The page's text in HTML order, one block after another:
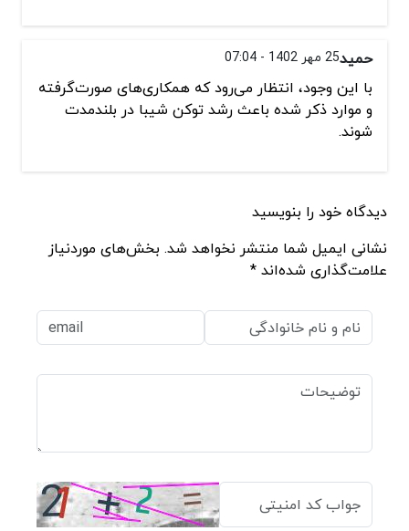
حمید25 مهر 1402 - 07:04
با این وجود، انتظار می‌رود که همکاری‌های صورت‌گرفته
و موارد ذکر شده باعث رشد توکن شیبا در بلندمدت
شوند.
دیدگاه خود را بنویسید
نشانی ایمیل شما منتشر نخواهد شد. بخش‌های موردنیاز
علامت‌گذاری شده‌اند *